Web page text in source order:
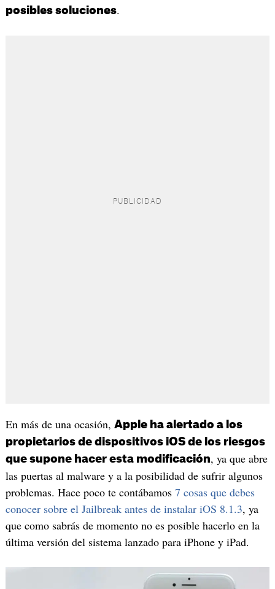
posibles soluciones.
En más de una ocasión, Apple ha alertado a los
propietarios de dispositivos iOS de los riesgos
que supone hacer esta modificación, ya que abre
las puertas al malware y a la posibilidad de sufrir algunos
problemas. Hace poco te contábamos 7 cosas que debes
conocer sobre el Jailbreak antes de instalar iOS 8.1.3, ya
que como sabrás de momento no es posible hacerlo en la
última versión del sistema lanzado para iPhone y iPad.